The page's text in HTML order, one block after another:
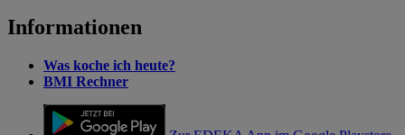
Informationen
Was koche ich heute?
BMI Rechner